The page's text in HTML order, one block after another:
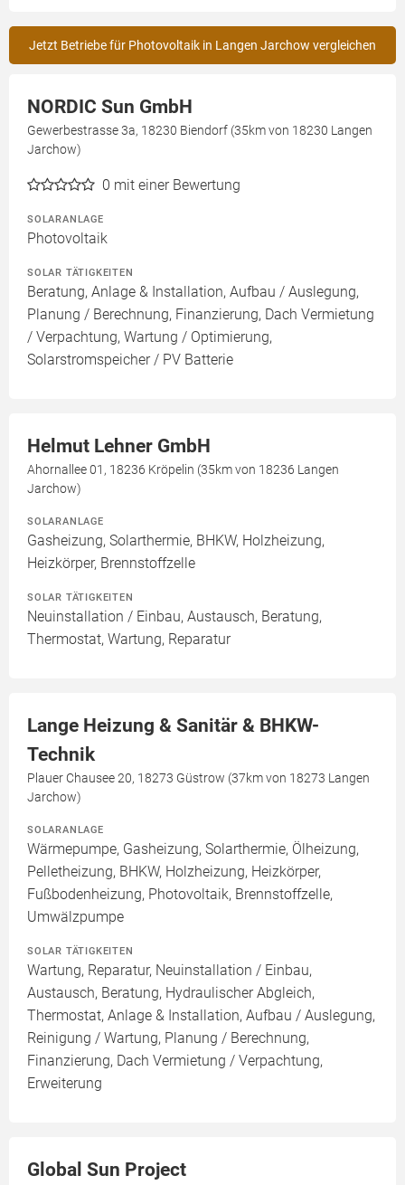
Jetzt Betriebe für Photovoltaik in Langen Jarchow vergleichen
NORDIC Sun GmbH
Gewerbestrasse 3a, 18230 Biendorf (35km von 18230 Langen
Jarchow)
0 mit einer Bewertung
SOLARANLAGE
Photovoltaik
SOLAR TÄTIGKEITEN
Beratung, Anlage & Installation, Aufbau / Auslegung,
Planung / Berechnung, Finanzierung, Dach Vermietung
/ Verpachtung, Wartung / Optimierung,
Solarstromspeicher / PV Batterie
Helmut Lehner GmbH
Ahornallee 01, 18236 Kröpelin (35km von 18236 Langen
Jarchow)
SOLARANLAGE
Gasheizung, Solarthermie, BHKW, Holzheizung,
Heizkörper, Brennstoffzelle
SOLAR TÄTIGKEITEN
Neuinstallation / Einbau, Austausch, Beratung,
Thermostat, Wartung, Reparatur
Lange Heizung & Sanitär & BHKW-
Technik
Plauer Chausee 20, 18273 Güstrow (37km von 18273 Langen
Jarchow)
SOLARANLAGE
Wärmepumpe, Gasheizung, Solarthermie, Ölheizung,
Pelletheizung, BHKW, Holzheizung, Heizkörper,
Fußbodenheizung, Photovoltaik, Brennstoffzelle,
Umwälzpumpe
SOLAR TÄTIGKEITEN
Wartung, Reparatur, Neuinstallation / Einbau,
Austausch, Beratung, Hydraulischer Abgleich,
Thermostat, Anlage & Installation, Aufbau / Auslegung,
Reinigung / Wartung, Planung / Berechnung,
Finanzierung, Dach Vermietung / Verpachtung,
Erweiterung
Global Sun Project